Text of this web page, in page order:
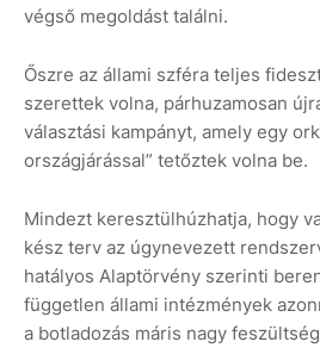
végső megoldást találni.
Őszre az állami szféra teljes
szerettek volna, párhuzamosan
választási kampányt, amely egy
országjárással” tetőztek volna be.
Mindezt keresztülhúzhatja, hogy
kész terv az úgynevezett
hatályos Alaptörvény szerinti
független állami intézmények
a botladozás máris nagy